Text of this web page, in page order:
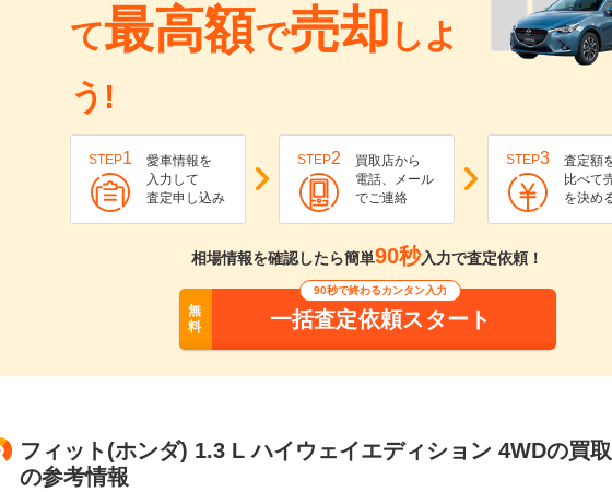
て最高額で売却 しよ
う!
STEP1
愛車情報を
入力して
査定申し込み
STEP2
買取店から
電話、メール
でご連絡
STEP3
査定額
比べて
を決め
相場情報を確認したら簡単90秒入力で査定依頼！
無
料
90秒で終わるカンタン入力
一括査定依頼スタート
フィット(ホンダ) 1.3 L ハイウェイエディション 4WDの買
の参考情報